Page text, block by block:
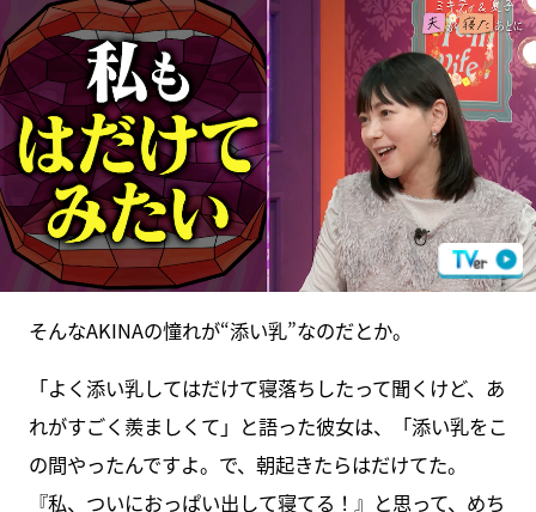
そんなAKINAの憧れが“添い乳”なのだとか。
「よく添い乳してはだけて寝落ちしたって聞くけど、あ
れがすごく羨ましくて」と語った彼女は、「添い乳をこ
の間やったんですよ。で、朝起きたらはだけてた。
『私、ついにおっぱい出して寝てる！』と思って、めち